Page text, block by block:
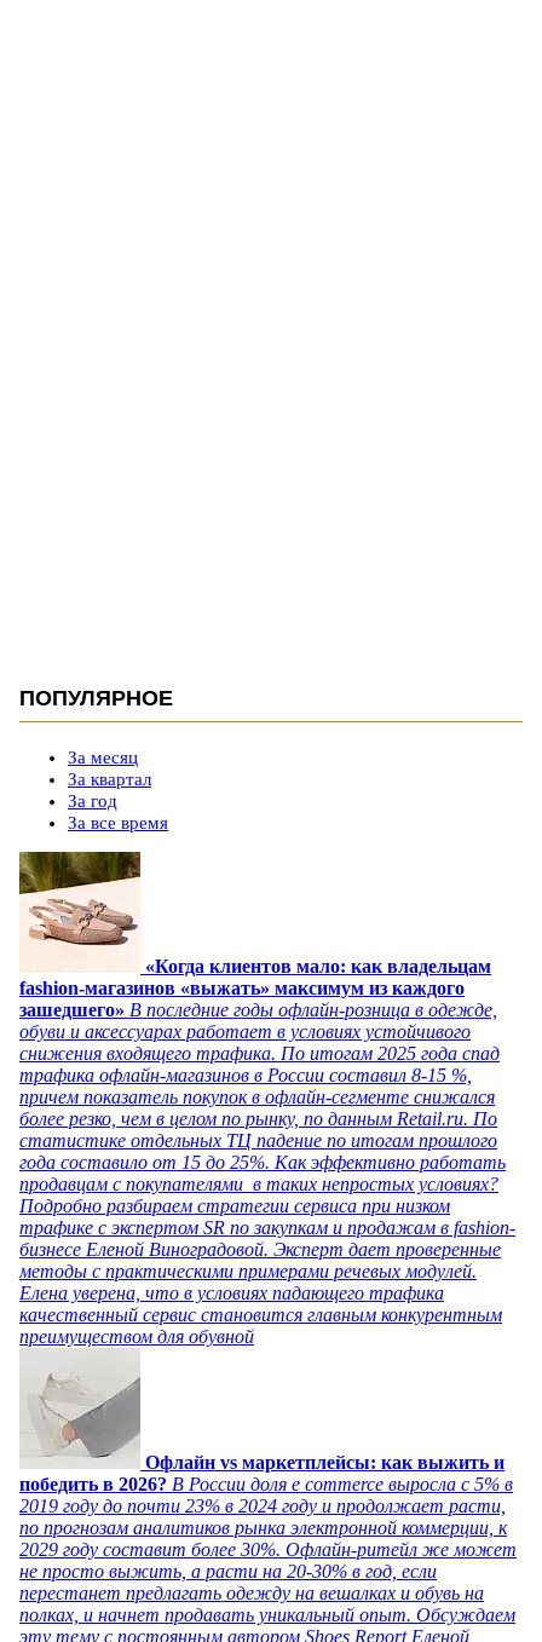
ПОПУЛЯРНОЕ
За месяц
За квартал
За год
За все время
«Когда клиентов мало: как владельцам
fashion-магазинов «выжать» максимум из каждого
зашедшего» В последние годы офлайн-розница в одежде,
обуви и аксессуарах работает в условиях устойчивого
снижения входящего трафика. По итогам 2025 года спад
трафика офлайн-магазинов в России составил 8-15 %,
причем показатель покупок в офлайн-сегменте снижался
более резко, чем в целом по рынку, по данным Retail.ru. По
статистике отдельных ТЦ падение по итогам прошлого
года составило от 15 до 25%. Как эффективно работать
продавцам с покупателями в таких непростых условиях?
Подробно разбираем стратегии сервиса при низком
трафике с экспертом SR по закупкам и продажам в fashion-
бизнесе Еленой Виноградовой. Эксперт дает проверенные
методы с практическими примерами речевых модулей.
Елена уверена, что в условиях падающего трафика
качественный сервис становится главным конкурентным
преимуществом для обувной
Офлайн vs маркетплейсы: как выжить и
победить в 2026? В России доля e commerce выросла с 5% в
2019 году до почти 23% в 2024 году и продолжает расти,
по прогнозам аналитиков рынка электронной коммерции, к
2029 году составит более 30%. Офлайн-ритейл же может
не просто выжить, а расти на 20-30% в год, если
перестанет предлагать одежду на вешалках и обувь на
полках, и начнет продавать уникальный опыт. Обсуждаем
эту тему с постоянным автором Shoes Report Еленой